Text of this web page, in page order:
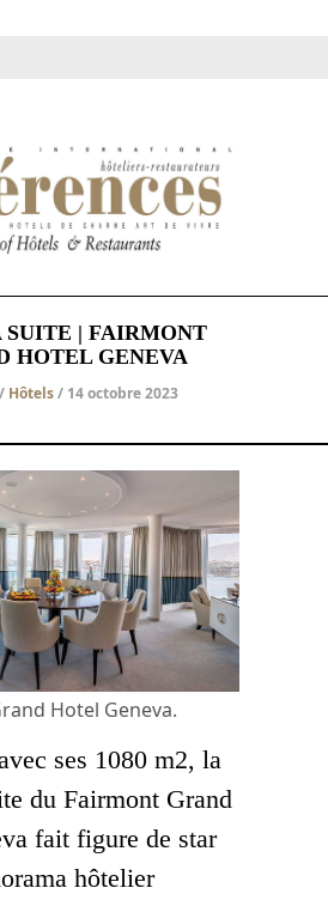
SUITE | FAIRMONT
HOTEL GENEVA
/ Hôtels/ 14 octobre 2023
Hotel Geneva.
ses 1080 m2, la
du Fairmont Grand
fait figure de star
hôtelier